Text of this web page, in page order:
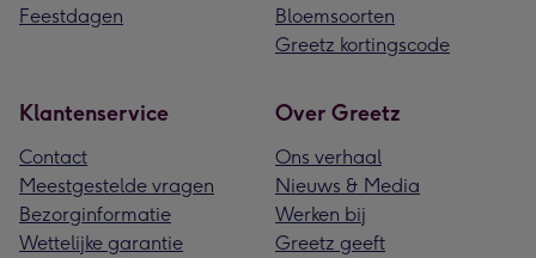
Feestdagen
Bloemsoorten
Greetz kortingscode
Klantenservice
Contact
Meestgestelde vragen
Bezorginformatie
Wettelijke garantie
Over Greetz
Ons verhaal
Nieuws & Media
Werken bij
Greetz geeft